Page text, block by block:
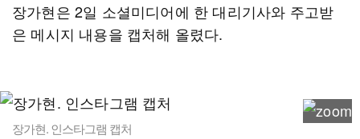
장가현은 2일 소셜미디어에 한 대리기사와 주고받
은 메시지 내용을 캡처해 올렸다.
장가현. 인스타그램 캡처